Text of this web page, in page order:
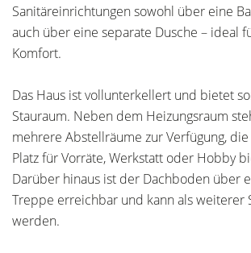
Sanitäreinrichtungen sowohl über eine
auch über eine separate Dusche – ideal
Komfort.
Das Haus ist vollunterkellert und bietet
Stauraum. Neben dem Heizungsraum
mehrere Abstellräume zur Verfügung,
Platz für Vorräte, Werkstatt oder Hobby
Darüber hinaus ist der Dachboden über
Treppe erreichbar und kann als weiterer
werden.